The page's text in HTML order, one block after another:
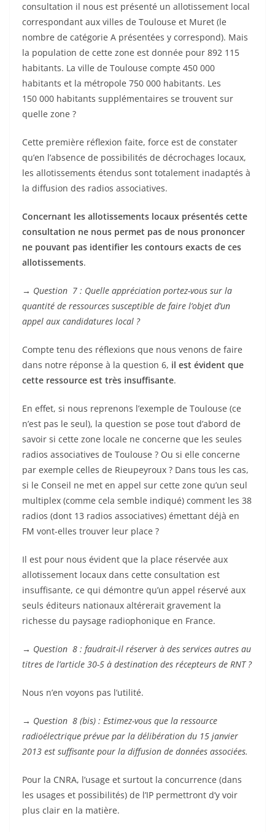
consultation il nous est présenté un allotissement local
correspondant aux villes de Toulouse et Muret (le
nombre de catégorie A présentées y correspond). Mais
la population de cette zone est donnée pour 892 115
habitants. La ville de Toulouse compte 450 000
habitants et la métropole 750 000 habitants. Les
150 000 habitants supplémentaires se trouvent sur
quelle zone ?
Cette première réflexion faite, force est de constater
qu’en l’absence de possibilités de décrochages locaux,
les allotissements étendus sont totalement inadaptés à
la diffusion des radios associatives.
Concernant les allotissements locaux présentés cette
consultation ne nous permet pas de nous prononcer
ne pouvant pas identifier les contours exacts de ces
allotissements.
→ Question 7 : Quelle appréciation portez-vous sur la
quantité de ressources susceptible de faire l’objet d’un
appel aux candidatures local ?
Compte tenu des réflexions que nous venons de faire
dans notre réponse à la question 6, il est évident que
cette ressource est très insuffisante.
En effet, si nous reprenons l’exemple de Toulouse (ce
n’est pas le seul), la question se pose tout d’abord de
savoir si cette zone locale ne concerne que les seules
radios associatives de Toulouse ? Ou si elle concerne
par exemple celles de Rieupeyroux ? Dans tous les cas,
si le Conseil ne met en appel sur cette zone qu’un seul
multiplex (comme cela semble indiqué) comment les 38
radios (dont 13 radios associatives) émettant déjà en
FM vont-elles trouver leur place ?
Il est pour nous évident que la place réservée aux
allotissement locaux dans cette consultation est
insuffisante, ce qui démontre qu’un appel réservé aux
seuls éditeurs nationaux altérerait gravement la
richesse du paysage radiophonique en France.
→ Question 8 : faudrait-il réserver à des services autres au
titres de l’article 30-5 à destination des récepteurs de RNT ?
Nous n’en voyons pas l’utilité.
→ Question 8 (bis) : Estimez-vous que la ressource
radioélectrique prévue par la délibération du 15 janvier
2013 est suffisante pour la diffusion de données associées.
Pour la CNRA, l’usage et surtout la concurrence (dans
les usages et possibilités) de l’IP permettront d’y voir
plus clair en la matière.